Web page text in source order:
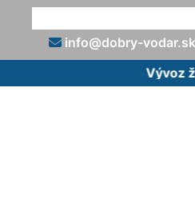
info@dobry-vodar.sk
Vývoz